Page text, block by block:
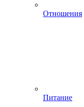
Отношения
Питание